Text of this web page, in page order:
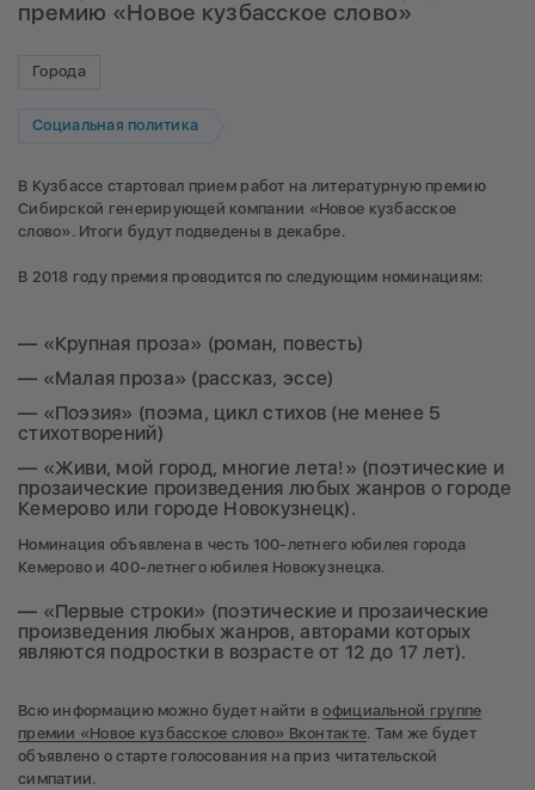
премию «Новое кузбасское слово»
Города
Социальная политика
В Кузбассе стартовал прием работ на литературную премию
Сибирской генерирующей компании «Новое кузбасское
слово». Итоги будут подведены в декабре.
В 2018 году премия проводится по следующим номинациям:
— «Крупная проза» (роман, повесть)
— «Малая проза» (рассказ, эссе)
— «Поэзия» (поэма, цикл стихов (не менее 5
стихотворений)
— «Живи, мой город, многие лета!» (поэтические и
прозаические произведения любых жанров о городе
Кемерово или городе Новокузнецк).
Номинация объявлена в честь 100-летнего юбилея города
Кемерово и 400-летнего юбилея Новокузнецка.
— «Первые строки» (поэтические и прозаические
произведения любых жанров, авторами которых
являются подростки в возрасте от 12 до 17 лет).
Всю информацию можно будет найти вофициальной группе
премии «Новое кузбасское слово» Вконтакте. Там же будет
объявлено о старте голосования на приз читательской
симпатии.